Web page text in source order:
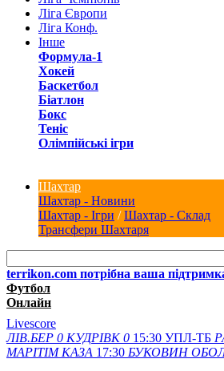
Ліга Європи
Ліга Конф.
Інше
Формула-1
Хокей
Баскетбол
Біатлон
Бокс
Теніс
Олімпійські ігри
Шахтар
Шахтар - Новини
Шахтар - Ігри /Шахтар - Склад
Трансфери Шахтаря
terrikon.com потрібна ваша
Футбол
Онлайн
Livescore
ЛІВ.БЕР 0 КУДРІВК 0 15:30 УПЛ-ТБ
МАРІТІМ КАЗА 17:30 БУКОВИН